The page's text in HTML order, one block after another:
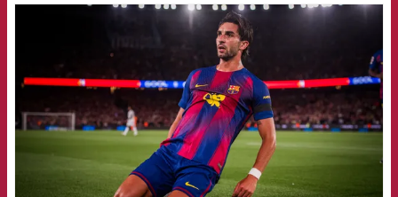
FCB Barcelona badge